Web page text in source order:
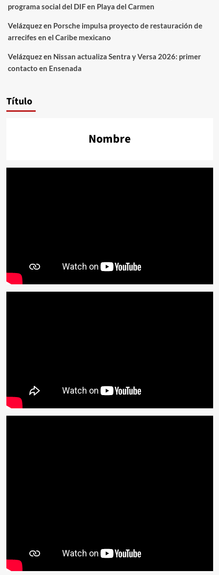
programa social del DIF en Playa del Carmen
Velázquezen Porsche impulsa proyecto de restauración de
arrecifes en el Caribe mexicano
Velázquezen Nissan actualiza Sentra y Versa 2026: primer
contacto en Ensenada
Título
Nombre